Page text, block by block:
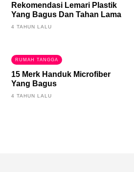
Rekomendasi Lemari Plastik
Yang Bagus Dan Tahan Lama
4 TAHUN LALU
RUMAH TANGGA
15 Merk Handuk Microfiber
Yang Bagus
4 TAHUN LALU